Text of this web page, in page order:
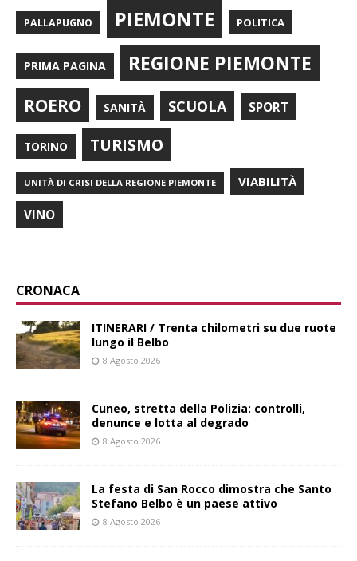
PALLAPUGNO PIEMONTE POLITICA
PRIMA PAGINA REGIONE PIEMONTE
ROERO SANITÀ SCUOLA SPORT
TORINO TURISMO
UNITÀ DI CRISI DELLA REGIONE PIEMONTE VIABILITÀ
VINO
CRONACA
ITINERARI / Trenta chilometri su due ruote
lungo il Belbo
8 Agosto 2026
Cuneo, stretta della Polizia: controlli,
denunce e lotta al degrado
8 Agosto 2026
La festa di San Rocco dimostra che Santo
Stefano Belbo è un paese attivo
8 Agosto 2026